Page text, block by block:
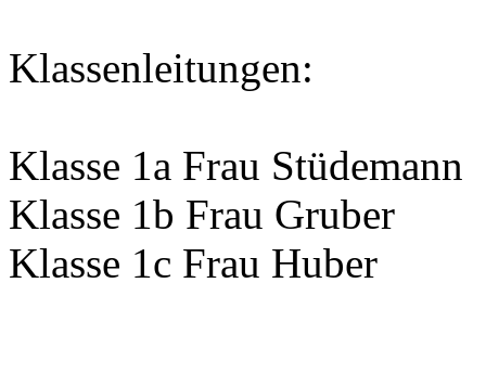
Klassenleitungen:
Klasse 1a Frau Stüdemann
Klasse 1b Frau Gruber
Klasse 1c Frau Huber